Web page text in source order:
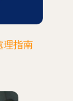
理指南